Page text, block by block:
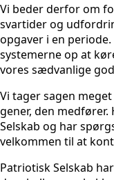
Vi beder derfor om
svartider og
opgaver i en
systemerne op at
vores sædvanlige
Vi tager sagen
gener, den
Selskab og har
velkommen til at
Patriotisk Selskab